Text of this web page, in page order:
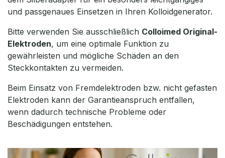
und passgenaues Einsetzen in Ihren Kolloidgenerator.
Bitte verwenden Sie ausschließlich Colloimed Original-
Elektroden, um eine optimale Funktion zu
gewährleisten und mögliche Schäden an den
Steckkontakten zu vermeiden.
Beim Einsatz von Fremdelektroden bzw. nicht gefasten
Elektroden kann der Garantieanspruch entfallen,
wenn dadurch technische Probleme oder
Beschädigungen entstehen.